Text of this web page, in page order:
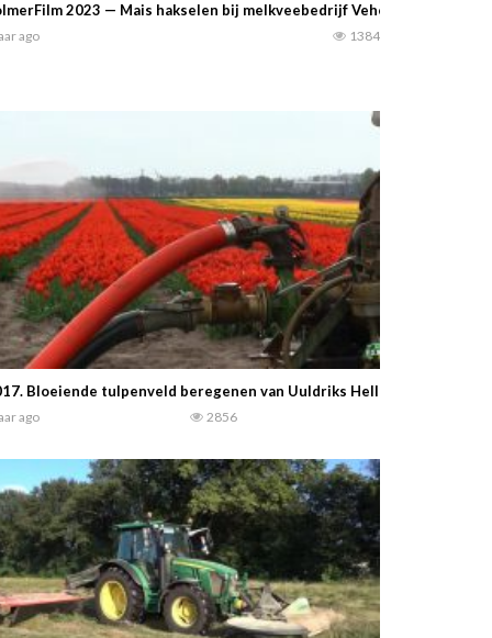
2023 — Mais hakselen bij melkveebedrijf Vehof –
ago 1384
Bloeiende tulpenveld beregenen van Uuldriks Hellum. Tonnie Stam
ago 2856